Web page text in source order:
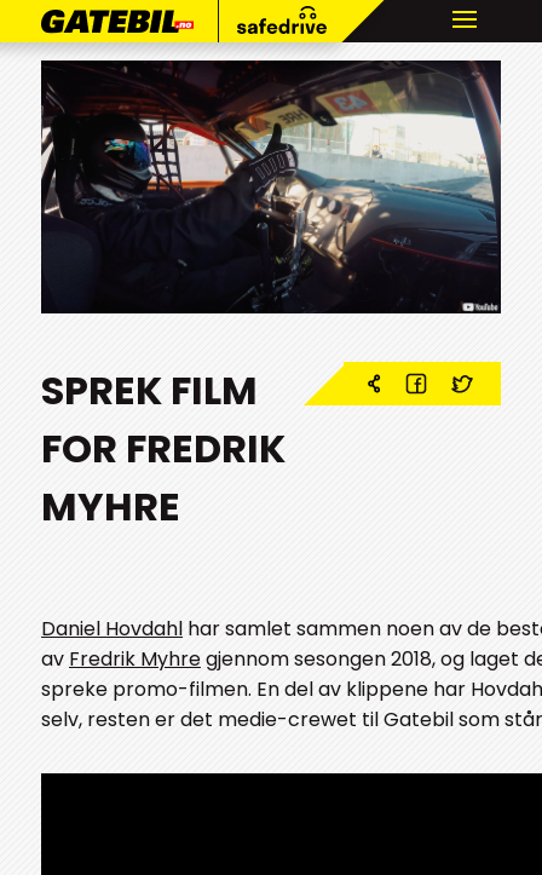
SPREK FILM
FOR FREDRIK
MYHRE
Daniel Hovdahl har samlet sammen noen av de
av Fredrik Myhregjennom sesongen 2018, og laget
spreke promo-filmen. En del av klippene har
selv, resten er det medie-crewet til Gatebil som